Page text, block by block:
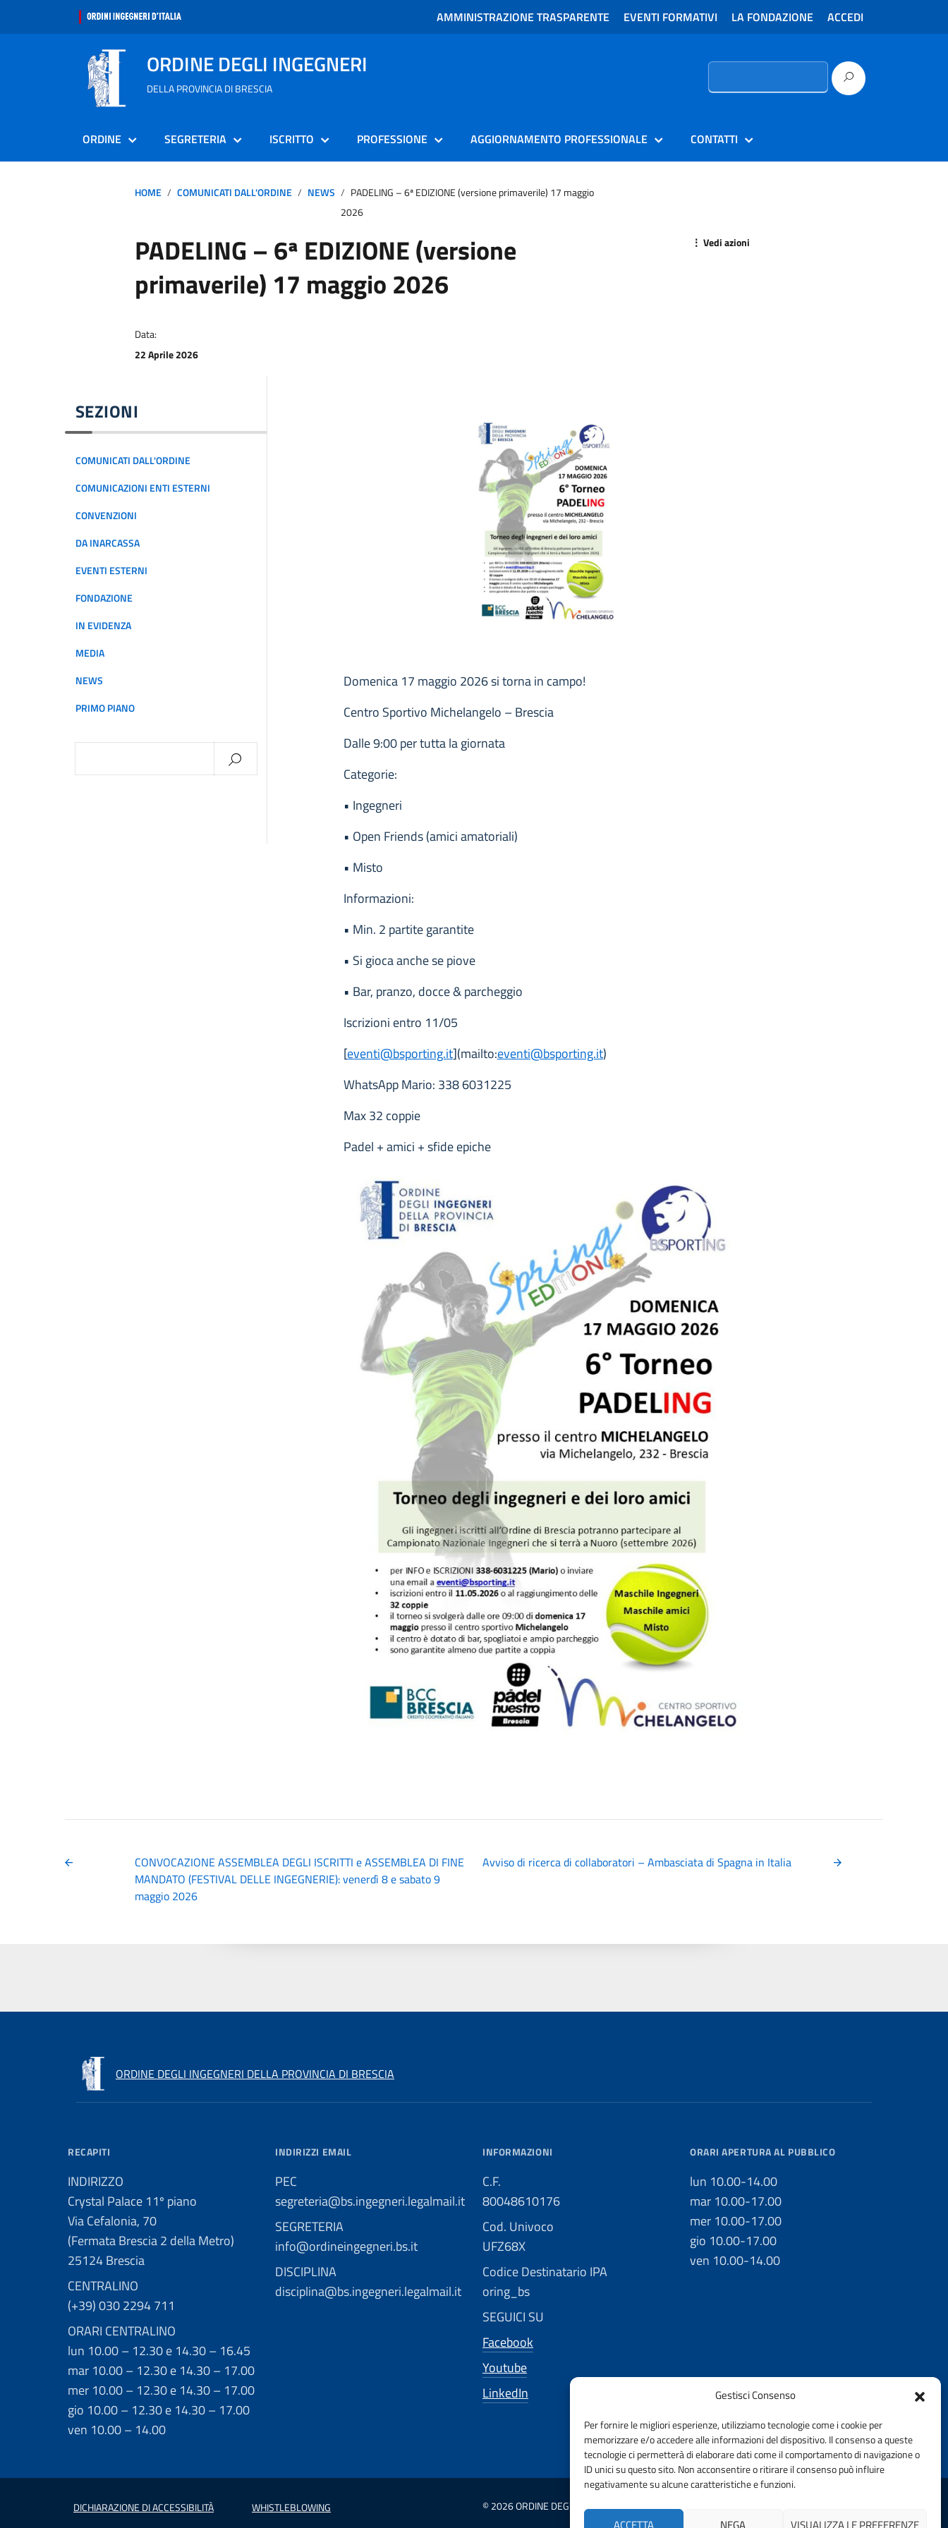
Gestisci Consenso
Per fornire le migliori esperienze, utilizziamo tecnologie come i cookie per
memorizzare e/o accedere alle informazioni del dispositivo. Il consenso a queste
tecnologie ci permetterà di elaborare dati come il comportamento di navigazione o
ID unici su questo sito. Non acconsentire o ritirare il consenso può influire
negativamente su alcune caratteristiche e funzioni.
ACCETTA NEGA VISUALIZZA LE PREFERENZE
AMMINISTRAZIONE TRASPARENTE EVENTI FORMATIVI LA FONDAZIONE ACCEDI
ORDINE DEGLI INGEGNERI
DELLA PROVINCIA DI BRESCIA
Ricerca
ORDINE SEGRETERIA ISCRITTO PROFESSIONE AGGIORNAMENTO PROFESSIONALE CONTATTI
HOME COMUNICATI DALL'ORDINE NEWS
PADELING – 6ª EDIZIONE (versione primaverile) 17 maggio
2026
PADELING – 6ª EDIZIONE (versione
primaverile) 17 maggio 2026
⋮ Vedi azioni
Data:
22 Aprile 2026
SEZIONI
COMUNICATI DALL'ORDINE
COMUNICAZIONI ENTI ESTERNI
CONVENZIONI
DA INARCASSA
EVENTI ESTERNI
FONDAZIONE
IN EVIDENZA
MEDIA
NEWS
PRIMO PIANO
per:
Domenica 17 maggio 2026 si torna in campo!
Centro Sportivo Michelangelo – Brescia
Dalle 9:00 per tutta la giornata
Categorie:
• Ingegneri
• Open Friends (amici amatoriali)
• Misto
Informazioni:
• Min. 2 partite garantite
• Si gioca anche se piove
• Bar, pranzo, docce & parcheggio
Iscrizioni entro 11/05
[eventi@bsporting.it](mailto:eventi@bsporting.it)
WhatsApp Mario: 338 6031225
Max 32 coppie
Padel + amici + sfide epiche
CONVOCAZIONE ASSEMBLEA DEGLI ISCRITTI e ASSEMBLEA DI FINE
MANDATO (FESTIVAL DELLE INGEGNERIE): venerdì 8 e sabato 9
maggio 2026
Avviso di ricerca di collaboratori – Ambasciata di Spagna in Italia
ORDINE DEGLI INGEGNERI DELLA PROVINCIA DI BRESCIA
RECAPITI
INDIRIZZO
Crystal Palace 11º piano
Via Cefalonia, 70
(Fermata Brescia 2 della Metro)
25124 Brescia
CENTRALINO
(+39) 030 2294 711
ORARI CENTRALINO
lun 10.00 – 12.30 e 14.30 – 16.45
mar 10.00 – 12.30 e 14.30 – 17.00
mer 10.00 – 12.30 e 14.30 – 17.00
gio 10.00 – 12.30 e 14.30 – 17.00
ven 10.00 – 14.00
INDIRIZZI EMAIL
PEC
segreteria@bs.ingegneri.legalmail.it
SEGRETERIA
info@ordineingegneri.bs.it
DISCIPLINA
disciplina@bs.ingegneri.legalmail.it
INFORMAZIONI
C.F.
80048610176
Cod. Univoco
UFZ68X
Codice Destinatario IPA
oring_bs
SEGUICI SU
Facebook
Youtube
LinkedIn
ORARI APERTURA AL PUBBLICO
lun 10.00-14.00
mar 10.00-17.00
mer 10.00-17.00
gio 10.00-17.00
ven 10.00-14.00
DICHIARAZIONE DI ACCESSIBILITÀ WHISTLEBLOWING © 2026 ORDINE DEGLI INGEGNERI DELLA PROVINCIA DI BRESCIA | FONDAZIONE CNI